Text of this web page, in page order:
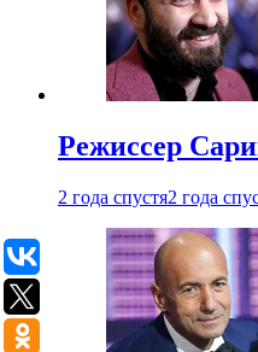
Режиссер
2 года спустя2 года